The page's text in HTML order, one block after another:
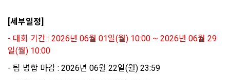
2. "서비스"라 함은 “대회”, “교육”, “인재풀 등록” 등 사이트에서
제공하는 모든 서비스를 말한다. 그 외 "회사"가 운영하는 사이
트를 통해 개인이 등록한 자료를 DB화하여 각각의 목적에 맞게
3. "개인회원"이라 함은 서비스를 이용하기 위하여 이 약관에 동
지고 있으며, 이를 어떤 방법과 절차로 행사할 수 있는지를 알려
드립니다. 또한, 법정대리인(부모 등)이 만14세 미만 아동의 개
인정보 보호를 위해 어떤 권리를 행사할 수 있는지도 함께 안내
2. 미동의 시 불이익 사항
개인정보보호법 제22조 제5항에 의해 선택정보 사항에 대해서
는 동의 거부 하시더라도 서비스 이용에 제한되지 않습니다.
[세부일정]
- 대회 기간 : 2026년 06월 01일(월) 10:00 ~ 2026년 06월 29
일(월) 10:00
- 팀 병합 마감 : 2026년 06월 22일(월) 23:59